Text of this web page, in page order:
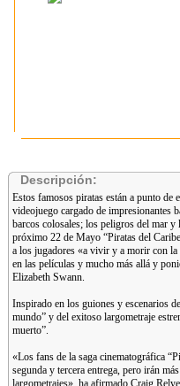
Descripción:
Estos famosos piratas están a punto de
videojuego cargado de impresionantes
barcos colosales; los peligros del mar
próximo 22 de Mayo “Piratas del
a los jugadores «a vivir y a morir con la
en las películas y mucho más allá y
Elizabeth Swann.
Inspirado en los guiones y escenarios
mundo” y del exitoso largometraje
muerto”.
«Los fans de la saga cinematográfica
segunda y tercera entrega, pero irán
largometrajes», ha afirmado Craig